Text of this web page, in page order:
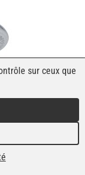
sur ceux que